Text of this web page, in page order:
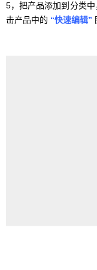
5，把产品添加到分类中
击产品中的 “快速编辑”